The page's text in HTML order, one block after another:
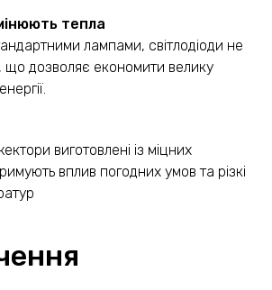
тепла
лампами, світлодіоди не
що дозволяє економити велику
виготовлені із міцних
вплив погодних умов та різкі